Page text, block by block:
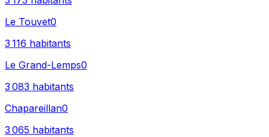
Le Touvet0
3 116 habitants
Le Grand-Lemps0
3 083 habitants
Chapareillan0
3 065 habitants